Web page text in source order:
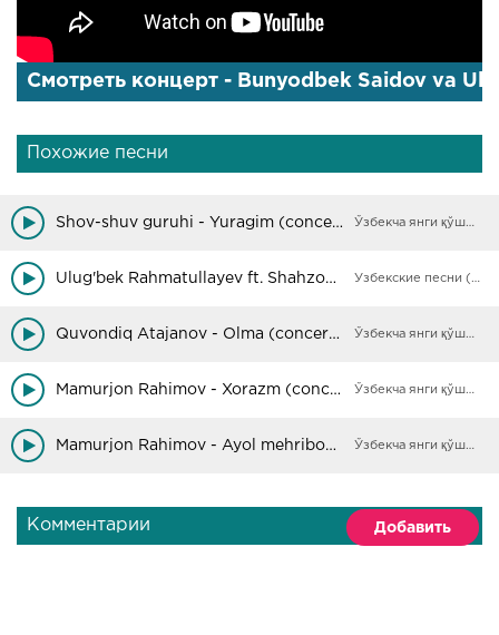
Смотреть концерт - Bunyodbek Saidov va
Похожие песни
Shov-shuv guruhi - Yuragim (concert version 2018) Ўзбекча янги қўшиқлар
Ulug'bek Rahmatullayev ft. Shahzoda - Bekatlar Узбекские песни (Архив)
Quvondiq Atajanov - Olma (concert version 2018) Ўзбекча янги қўшиқлар
Mamurjon Rahimov - Xorazm (concert version 2018) Ўзбекча янги қўшиқлар
Mamurjon Rahimov - Ayol mehribon bo'lsa (concert version 2018) Ўзбекча янги қўшиқлар
Комментарии Добавить